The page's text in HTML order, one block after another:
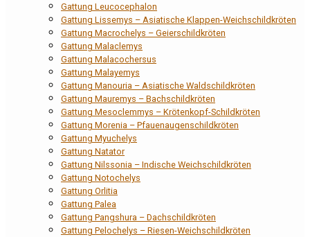
Gattung Leucocephalon
Gattung Lissemys – Asiatische Klappen-Weichschildkröten
Gattung Macrochelys – Geierschildkröten
Gattung Malaclemys
Gattung Malacochersus
Gattung Malayemys
Gattung Manouria – Asiatische Waldschildkröten
Gattung Mauremys – Bachschildkröten
Gattung Mesoclemmys – Krötenkopf-Schildkröten
Gattung Morenia – Pfauenaugenschildkröten
Gattung Myuchelys
Gattung Natator
Gattung Nilssonia – Indische Weichschildkröten
Gattung Notochelys
Gattung Orlitia
Gattung Palea
Gattung Pangshura – Dachschildkröten
Gattung Pelochelys – Riesen-Weichschildkröten